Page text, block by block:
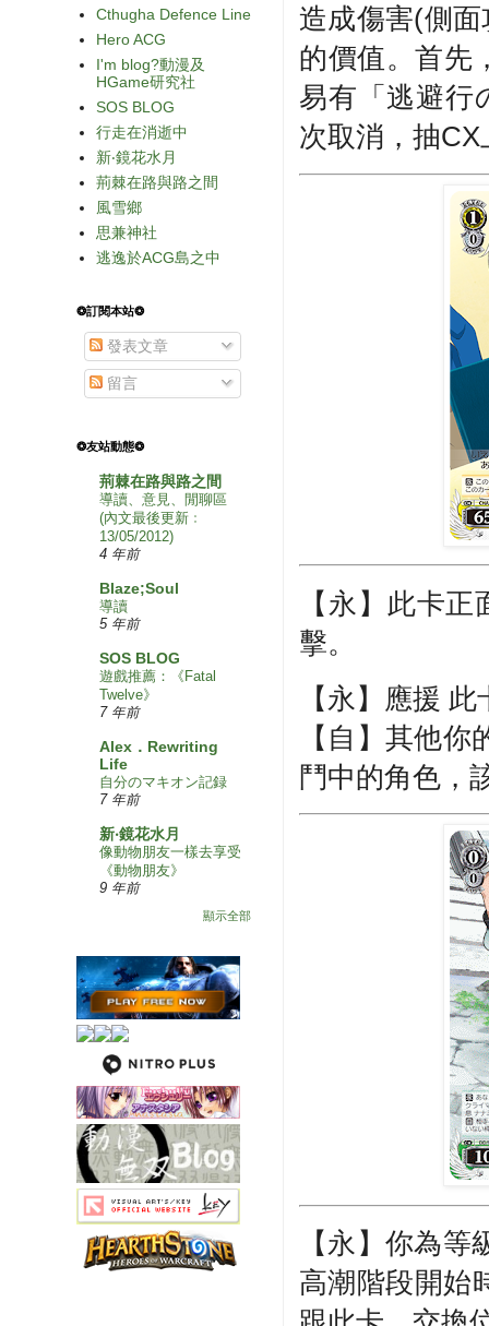
造成傷害(側
的價值。首先
易有「逃避行
次取消，抽
【永】此卡
擊。
【永】應援
【自】其他
鬥中的角色，
【永】你為
高潮階段開始
Cthugha Defence Line
Hero ACG
I'm blog?動漫及
HGame研究社
SOS BLOG
行走在消逝中
新‧鏡花水月
荊棘在路與路之間
風雪鄉
思兼神社
逃逸於ACG島之中
❂訂閱本站❂
發表文章
留言
❂友站動態❂
荊棘在路與路之間
導讀、意見、閒聊區
(內文最後更新﹕
13/05/2012)
4 年前
Blaze;Soul
導讀
5 年前
SOS BLOG
遊戲推薦：《Fatal
Twelve》
7 年前
Alex．Rewriting
Life
自分のマキオン記録
7 年前
新‧鏡花水月
像動物朋友一樣去享受
《動物朋友》
9 年前
顯示全部